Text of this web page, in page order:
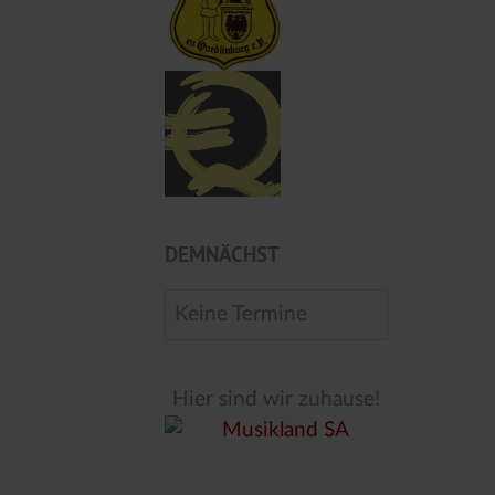
DEMNÄCHST
Keine Termine
Hier sind wir zuhause!